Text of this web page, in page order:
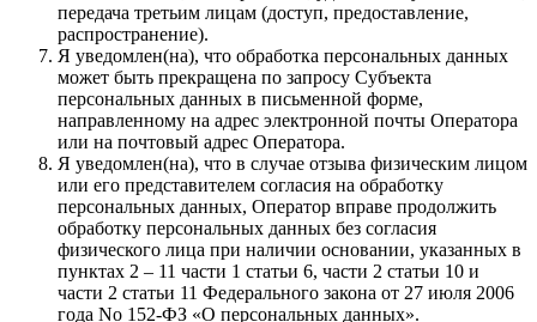
передача третьим лицам (доступ, предоставление,
распространение).
Я уведомлен(на), что обработка персональных данных
может быть прекращена по запросу Субъекта
персональных данных в письменной форме,
направленному на адрес электронной почты Оператора
или на почтовый адрес Оператора.
Я уведомлен(на), что в случае отзыва физическим лицом
или его представителем согласия на обработку
персональных данных, Оператор вправе продолжить
обработку персональных данных без согласия
физического лица при наличии основании, указанных в
пунктах 2 – 11 части 1 статьи 6, части 2 статьи 10 и
части 2 статьи 11 Федерального закона от 27 июля 2006
года No 152-ФЗ «О персональных данных».